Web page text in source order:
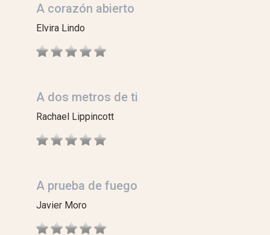
A corazón abierto
Elvira Lindo
A dos metros de ti
Rachael Lippincott
A prueba de fuego
Javier Moro